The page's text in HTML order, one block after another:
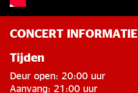
CONCERT INFORMATIE
Tijden
Deur open: 20:00 uur
Aanvang: 21:00 uur